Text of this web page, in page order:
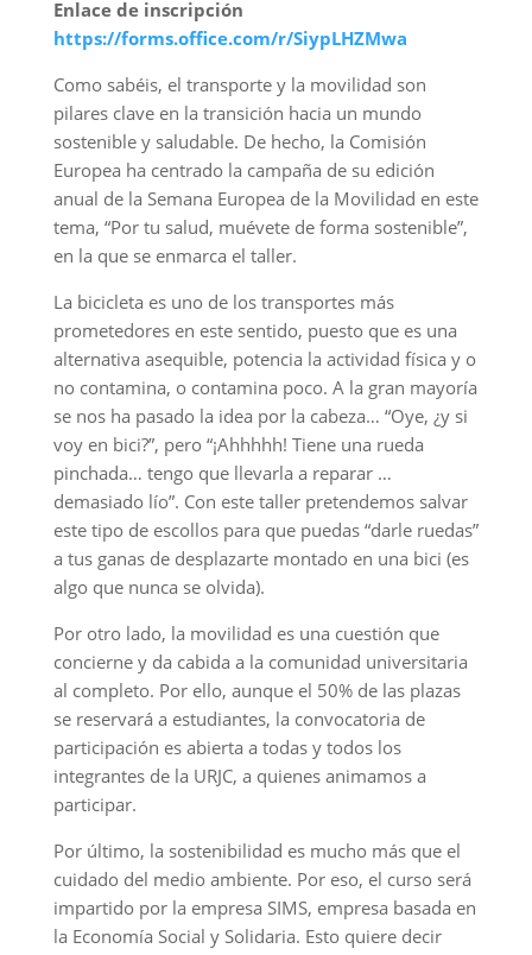
Enlace de inscripción
https://forms.office.com/r/SiypLHZMwa
Como sabéis, el transporte y la movilidad son
pilares clave en la transición hacia un mundo
sostenible y saludable. De hecho, la Comisión
Europea ha centrado la campaña de su edición
anual de la Semana Europea de la Movilidad en este
tema, “Por tu salud, muévete de forma sostenible”,
en la que se enmarca el taller.
La bicicleta es uno de los transportes más
prometedores en este sentido, puesto que es una
alternativa asequible, potencia la actividad física y o
no contamina, o contamina poco. A la gran mayoría
se nos ha pasado la idea por la cabeza… “Oye, ¿y si
voy en bici?”, pero “¡Ahhhhh! Tiene una rueda
pinchada… tengo que llevarla a reparar …
demasiado lío”. Con este taller pretendemos salvar
este tipo de escollos para que puedas “darle ruedas”
a tus ganas de desplazarte montado en una bici (es
algo que nunca se olvida).
Por otro lado, la movilidad es una cuestión que
concierne y da cabida a la comunidad universitaria
al completo. Por ello, aunque el 50% de las plazas
se reservará a estudiantes, la convocatoria de
participación es abierta a todas y todos los
integrantes de la URJC, a quienes animamos a
participar.
Por último, la sostenibilidad es mucho más que el
cuidado del medio ambiente. Por eso, el curso será
impartido por la empresa SIMS, empresa basada en
la Economía Social y Solidaria. Esto quiere decir